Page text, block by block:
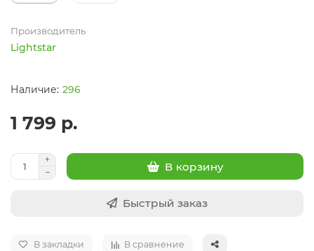
Производитель
Lightstar
296
1 799 р.
В корзину
Быстрый заказ
В закладки В сравнение